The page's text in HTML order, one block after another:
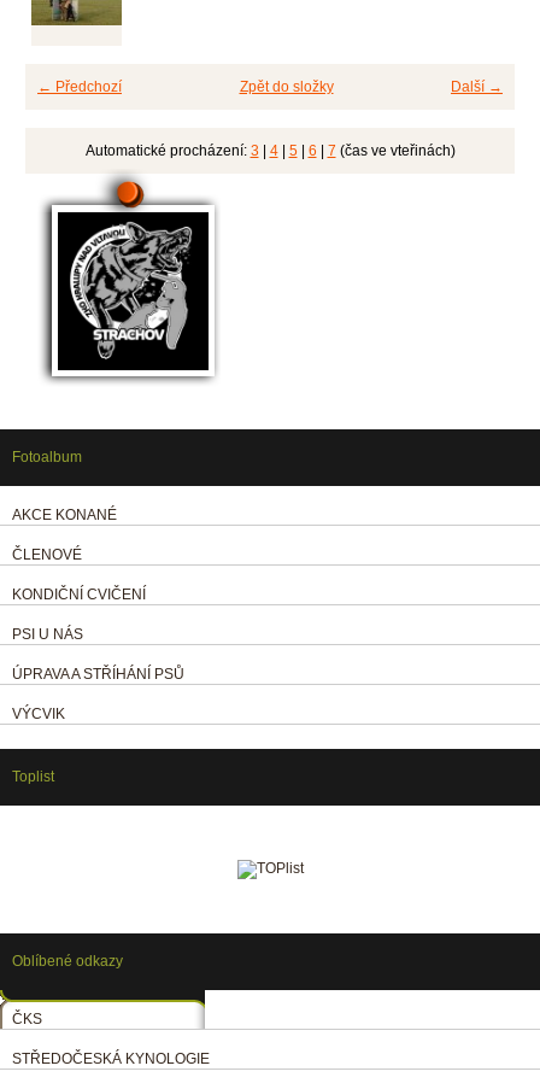
← Předchozí Další →
Zpět do složky
Automatické procházení: 3 | 4| 5| 6 | 7 (čas ve vteřinách)
Fotoalbum
AKCE KONANÉ
ČLENOVÉ
KONDIČNÍ CVIČENÍ
PSI U NÁS
ÚPRAVA A STŘÍHÁNÍ PSŮ
VÝCVIK
Toplist
Oblíbené odkazy
ČKS
STŘEDOČESKÁ KYNOLOGIE